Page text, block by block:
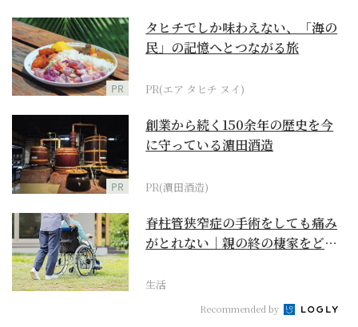
PR
タヒチでしか味わえない、「海の
民」の記憶へとつながる旅
PR(エア タヒチ ヌイ)
PR
創業から続く150余年の歴史を今
に守っている濵田酒造
PR(濵田酒造)
脊柱管狭窄症の手術をしても痛み
がとれない｜親の終の棲家をどう
生活
Recommended by